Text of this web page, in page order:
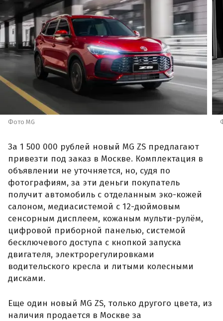
Фото MG
За 1 500 000 рублей новый MG ZS предлагают
привезти под заказ в Москве. Комплектация в
объявлении не уточняется, но, судя по
фотографиям, за эти деньги покупатель
получит автомобиль с отделанным эко-кожей
салоном, медиасистемой с 12-дюймовым
сенсорным дисплеем, кожаным мульти-рулём,
цифровой приборной панелью, системой
бесключевого доступа с кнопкой запуска
двигателя, электрорегулировками
водительского кресла и литыми колесными
дисками.
Еще один новый MG ZS, только другого цвета, из
наличия продается в Москве за